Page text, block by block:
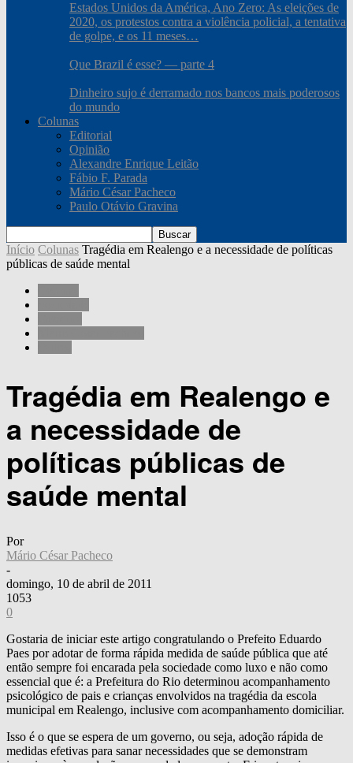
Estados Unidos da América, Ano Zero: As eleições de
2020, os protestos contra a violência policial, a tentativa
de golpe, e os 11 meses…
Que Brazil é esse? — parte 4
Dinheiro sujo é derramado nos bancos mais poderosos
do mundo
Colunas
Editorial
Opinião
Alexandre Enrique Leitão
Fábio F. Parada
Mário César Pacheco
Paulo Otávio Gravina
Início Colunas Tragédia em Realengo e a necessidade de políticas
públicas de saúde mental
Tragédia em Realengo e
a necessidade de
políticas públicas de
saúde mental
Por
Mário César Pacheco
-
domingo, 10 de abril de 2011
1053
0
Gostaria de iniciar este artigo congratulando o Prefeito Eduardo
Paes por adotar de forma rápida medida de saúde pública que até
então sempre foi encarada pela sociedade como luxo e não como
essencial que é: a Prefeitura do Rio determinou acompanhamento
psicológico de pais e crianças envolvidos na tragédia da escola
municipal em Realengo, inclusive com acompanhamento domiciliar.
Isso é o que se espera de um governo, ou seja, adoção rápida de
medidas efetivas para sanar necessidades que se demonstram